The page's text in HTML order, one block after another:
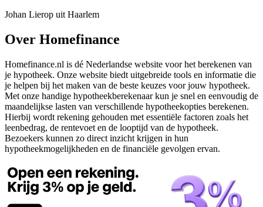
Johan Lierop uit Haarlem
Over Homefinance
Homefinance.nl is dé Nederlandse website voor het berekenen van
je hypotheek. Onze website biedt uitgebreide tools en informatie die
je helpen bij het maken van de beste keuzes voor jouw hypotheek.
Met onze handige hypotheekberekenaar kun je snel en eenvoudig de
maandelijkse lasten van verschillende hypotheekopties berekenen.
Hierbij wordt rekening gehouden met essentiële factoren zoals het
leenbedrag, de rentevoet en de looptijd van de hypotheek.
Bezoekers kunnen zo direct inzicht krijgen in hun
hypotheekmogelijkheden en de financiële gevolgen ervan.